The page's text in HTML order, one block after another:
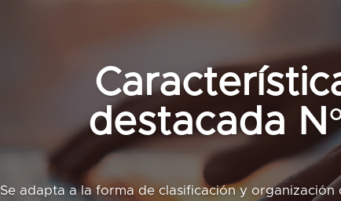
destacada
Se adapta a la forma de clasificación y organización